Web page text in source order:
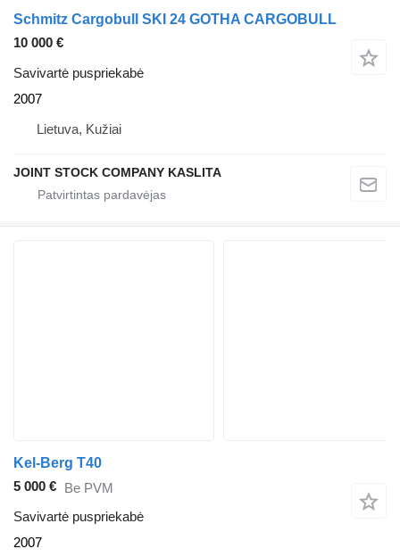
Schmitz Cargobull SKI 24 GOTHA CARGOBULL
10 000 €
Savivartė puspriekabė
2007
Lietuva, Kužiai
JOINT STOCK COMPANY KASLITA
Kel-Berg T40
5 000 € Be PVM
Savivartė puspriekabė
2007